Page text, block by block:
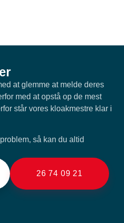
at glemme at melde deres
med at opstå op de mest
står vores kloakmestre klar i
så kan du altid
26 74 09 21